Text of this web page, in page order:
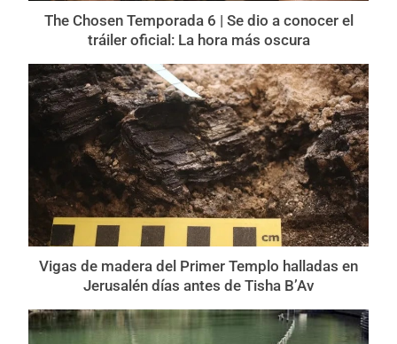
The Chosen Temporada 6 | Se dio a conocer el
tráiler oficial: La hora más oscura
Vigas de madera del Primer Templo halladas en
Jerusalén días antes de Tisha B’Av